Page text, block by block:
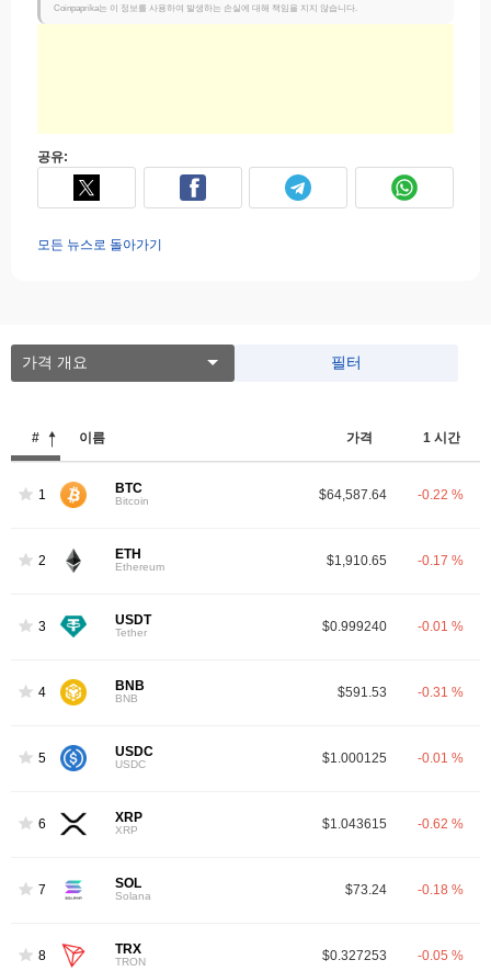
Coinpaprika는 이 정보를 사용하여 발생하는 손실에 대해 책임을 지지 않습니다.
공유:
모든 뉴스로 돌아가기
가격 개요 필터
# 이름 가격 1 시간
1 BTC
Bitcoin $64,587.64 -0.22 %
2 ETH
Ethereum $1,910.65 -0.17 %
3 USDT
Tether $0.999240 -0.01 %
4 BNB
BNB $591.53 -0.31 %
5 USDC
USDC $1.000125 -0.01 %
6 XRP
XRP $1.043615 -0.62 %
7 SOL
Solana $73.24 -0.18 %
8 TRX
TRON $0.327253 -0.05 %